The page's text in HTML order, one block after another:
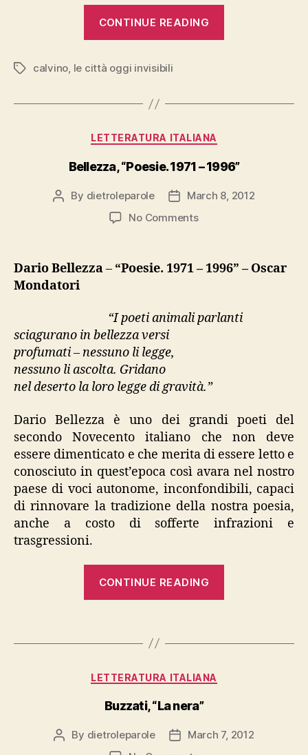
CONTINUE READING
Tagscalvino, le città oggi invisibili
Categories
LETTERATURA ITALIANA
Bellezza, “Poesie. 1971 – 1996”
Post
By dietroleparole
PostMarch 8, 2012
No Commentson
1971
Dario Bellezza– “Poesie. 1971 – 1996” – Oscar
Mondatori
“I poeti animali parlanti
sciagurano in bellezza versi
profumati – nessuno li legge,
nessuno li ascolta. Gridano
nel deserto la loro legge di gravità.”
Dario Bellezza è uno dei grandi poeti del
secondo Novecento italiano che non deve
essere dimenticato e che merita di essere letto e
conosciuto in quest’epoca così avara nel nostro
paese di voci autonome, inconfondibili, capaci
di rinnovare la tradizione della nostra poesia,
anche a costo di sofferte infrazioni e
trasgressioni.
CONTINUE READING
1996””
Categories
LETTERATURA ITALIANA
Buzzati, “La nera”
Post
By dietroleparole
Post
date
March 7, 2012